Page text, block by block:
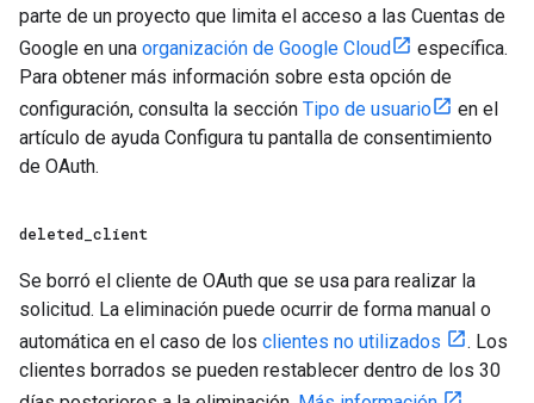
parte de un proyecto que limita el acceso a las Cuentas de
Google en una organización de Google Cloud
específica.
Para obtener más información sobre esta opción de
configuración, consulta la sección Tipo de usuario
en el
artículo de ayuda Configura tu pantalla de consentimiento
de OAuth.
deleted client
Se borró el cliente de OAuth que se usa para realizar la
solicitud. La eliminación puede ocurrir de forma manual o
automática en el caso de los clientes no utilizados
. Los
clientes borrados se pueden restablecer dentro de los 30